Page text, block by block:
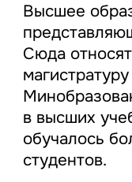
Высшее
Сюда
в высших
обучалось
студентов.